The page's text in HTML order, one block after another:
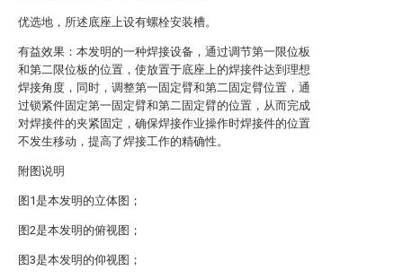
优选地，所述底座上设有螺栓安装槽。
有益效果：本发明的一种焊接设备，通过调节第一限位板
和第二限位板的位置，使放置于底座上的焊接件达到理想
焊接角度，同时，调整第一固定臂和第二固定臂位置，通
过锁紧件固定第一固定臂和第二固定臂的位置，从而完成
对焊接件的夹紧固定，确保焊接作业操作时焊接件的位置
不发生移动，提高了焊接工作的精确性。
附图说明
图1是本发明的立体图；
图2是本发明的俯视图；
图3是本发明的仰视图；